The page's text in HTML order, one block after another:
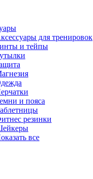
для тренировок
и тейпы
и пояса
резинки
все